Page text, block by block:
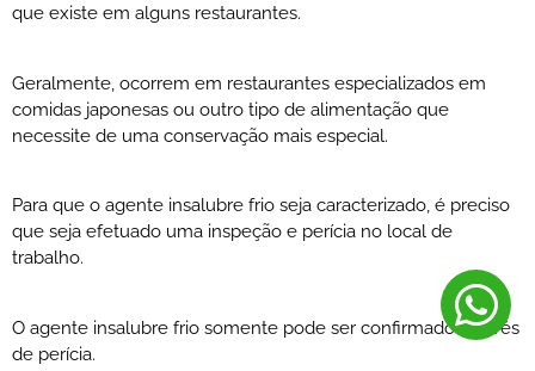
que existe em alguns restaurantes.
Geralmente, ocorrem em restaurantes especializados em
comidas japonesas ou outro tipo de alimentação que
necessite de uma conservação mais especial.
Para que o agente insalubre frio seja caracterizado, é preciso
que seja efetuado uma inspeção e perícia no local de
trabalho.
O agente insalubre frio somente pode ser confirmado através
de perícia.